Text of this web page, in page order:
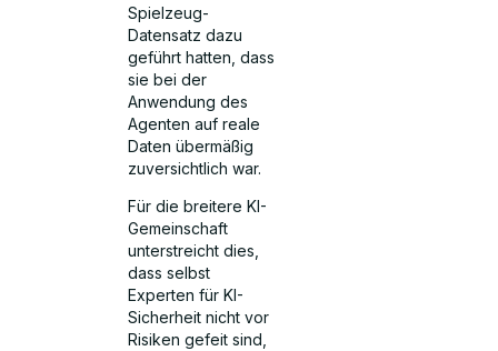
Spielzeug-
Datensatz dazu
geführt hatten, dass
sie bei der
Anwendung des
Agenten auf reale
Daten übermäßig
zuversichtlich war.
Für die breitere KI-
Gemeinschaft
unterstreicht dies,
dass selbst
Experten für KI-
Sicherheit nicht vor
Risiken gefeit sind,